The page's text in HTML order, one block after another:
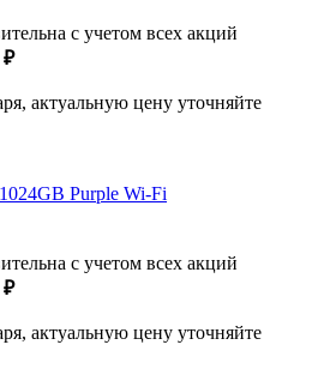
с учетом всех акций
₽
актуальную цену уточняйте
Purple Wi-Fi
с учетом всех акций
₽
актуальную цену уточняйте